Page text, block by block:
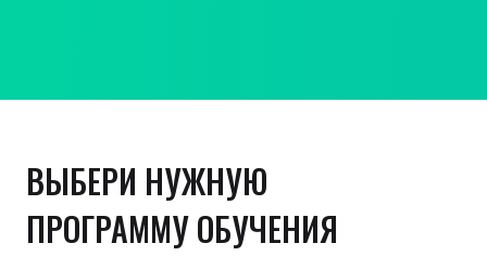
ВЫБЕРИ НУЖНУЮ
ПРОГРАММУ ОБУЧЕНИЯ